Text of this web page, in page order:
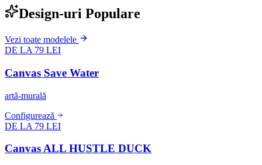
Design-uri Populare
Vezi toate modelele
DE LA 79 LEI
Canvas Save Water
artă-murală
Configurează
DE LA 79 LEI
Canvas ALL HUSTLE DUCK